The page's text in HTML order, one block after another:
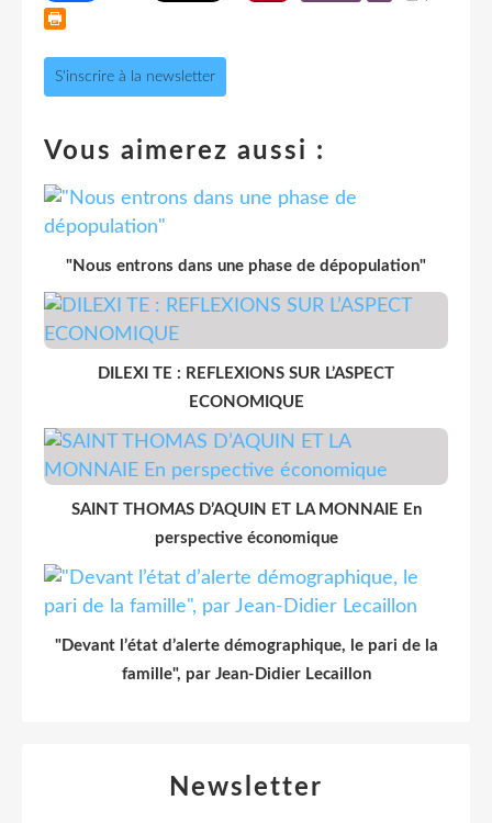
S'inscrire à la newsletter
Vous aimerez aussi :
"Nous entrons dans une phase de dépopulation"
DILEXI TE : REFLEXIONS SUR L’ASPECT
ECONOMIQUE
SAINT THOMAS D’AQUIN ET LA MONNAIE En
perspective économique
"Devant l’état d’alerte démographique, le pari de la
famille", par Jean-Didier Lecaillon
Newsletter